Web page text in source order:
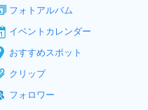
フォトアルバム
イベントカレンダー
おすすめスポット
クリップ
フォロワー